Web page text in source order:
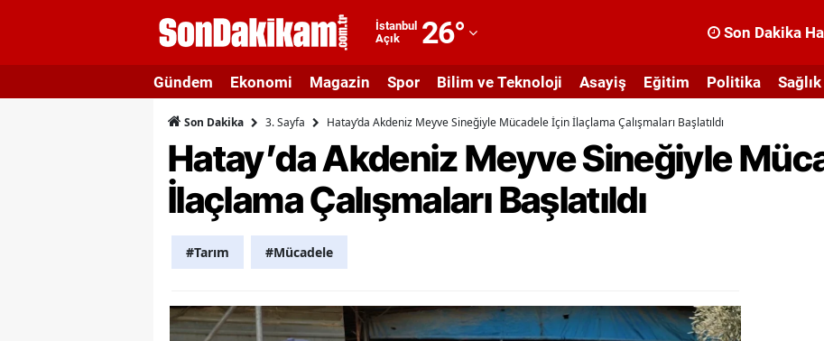
İstanbul
Açık
26°
Adıyaman
Afyonkarahisar
Ağrı
Amasya
Artvin
Son Dakika
Gündem Ekonomi Magazin Spor Bilim ve Teknoloji Asayiş Eğitim Politika Sağlık
Son Dakika 3. Sayfa Hatay’da Akdeniz Meyve Sineğiyle Mücadele İçin İlaçlama Çalışmaları Başlatıldı
Hatay’da Akdeniz Meyve Sineğiyle
İlaçlama Çalışmaları Başlatıldı
#Tarım #Mücadele